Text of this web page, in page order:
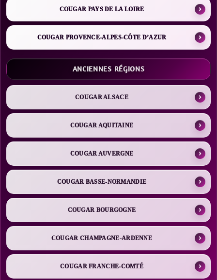
COUGAR PAYS DE LA LOIRE
COUGAR PROVENCE-ALPES-CÔTE D’AZUR
ANCIENNES RÉGIONS
COUGAR ALSACE
COUGAR AQUITAINE
COUGAR AUVERGNE
COUGAR BASSE-NORMANDIE
COUGAR BOURGOGNE
COUGAR CHAMPAGNE-ARDENNE
COUGAR FRANCHE-COMTÉ